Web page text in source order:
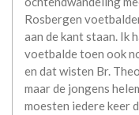
Rosbergen
aan de kant staan. Ik
voetbalde toen ook
en dat wisten Br.
maar de jongens
moesten iedere keer